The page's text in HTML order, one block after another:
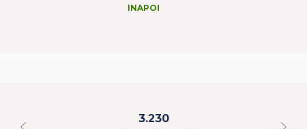
INAPOI
3.230